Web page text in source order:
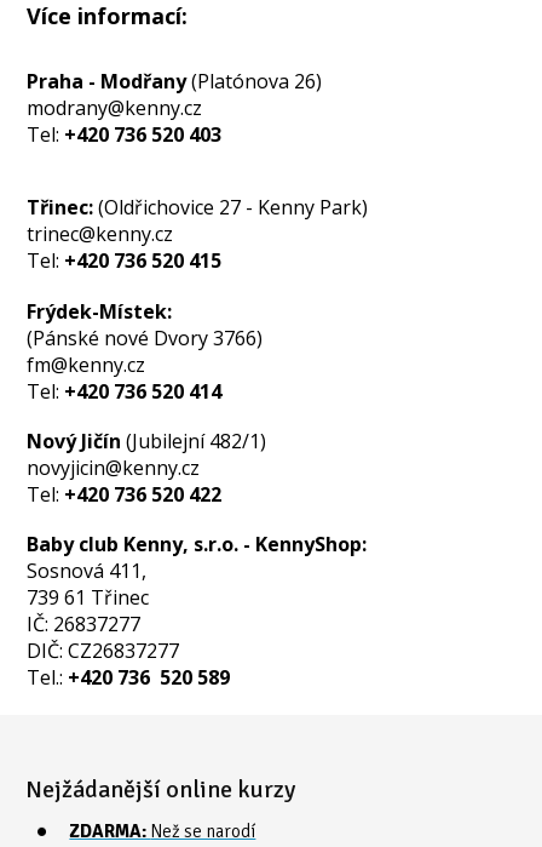
Více informací:
Praha - Modřany(Platónova 26)
modrany@kenny.cz
Tel: +420 736 520 403
Třinec:(Oldřichovice 27 - Kenny Park)
trinec@kenny.cz
Tel: +420 736 520 415
Frýdek-Místek:
(Pánské nové Dvory 3766)
fm@kenny.cz
Tel: +420 736 520 414
Nový Jičín (Jubilejní 482/1)
novyjicin@kenny.cz
Tel: +420 736 520 422
Baby club Kenny, s.r.o. - KennyShop:
Sosnová 411,
739 61 Třinec
IČ: 26837277
DIČ: CZ26837277
Tel.: +420 736 520 589
Nejžádanější online kurzy
ZDARMA: Než se narodí